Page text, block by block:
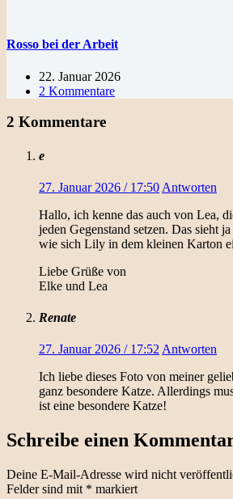
Rosso bei der Arbeit
22. Januar 2026
2 Kommentare
2 Kommentare
e
27. Januar 2026 / 17:50 Antworten
Hallo, ich kenne das auch von Lea,
jeden Gegenstand setzen. Das sieht
wie sich Lily in dem kleinen Karton
Liebe Grüße von
Elke und Lea
Renate
27. Januar 2026 / 17:52Antworten
Ich liebe dieses Foto von meiner
ganz besondere Katze. Allerdings
ist eine besondere Katze!
Schreibe einen
Deine E-Mail-Adresse wird nicht
Felder sind mit * markiert